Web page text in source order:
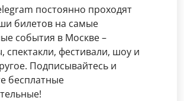
постоянно проходят
билетов на самые
события в Москве –
спектакли, фестивали, шоу и
Подписывайтесь и
бесплатные